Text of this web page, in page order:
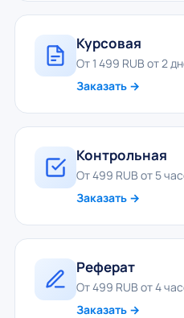
Курсовая
От 1 499 RUB от 2
Заказать →
Контрольная
От 499 RUB от 5
Заказать →
Реферат
От 499 RUB от 4
Заказать →